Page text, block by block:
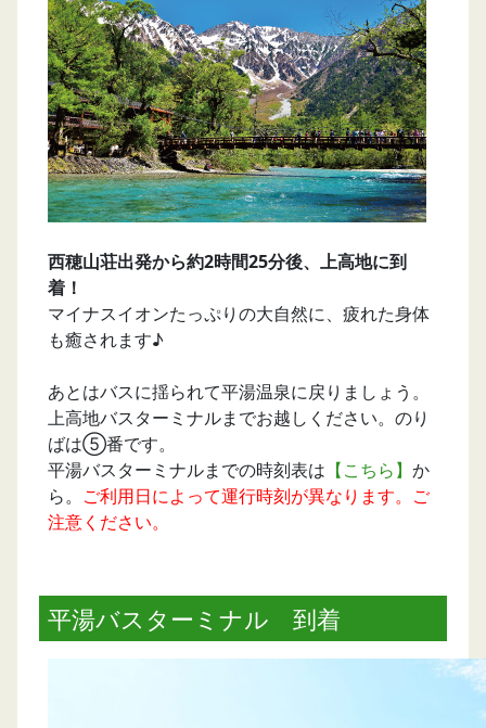
西穂山荘出発から約2時間25分後、上高地に到
着！
マイナスイオンたっぷりの大自然に、疲れた身体
も癒されます♪
あとはバスに揺られて平湯温泉に戻りましょう。
上高地バスターミナルまでお越しください。のり
ばは⑤番です。
平湯バスターミナルまでの時刻表は 【こちら】 か
ら。 ご利用日によって運行時刻が異なります。ご
注意ください。
平湯バスターミナル 到着